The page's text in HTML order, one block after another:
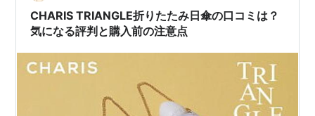
ころ…
CHARIS TRIANGLE折りたたみ日傘の口コミは？
気になる評判と購入前の注意点